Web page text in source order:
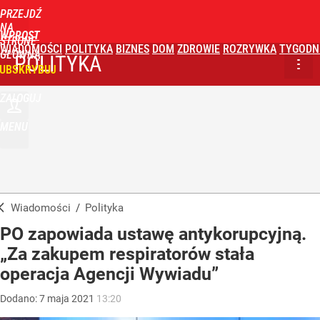
PRZEJDŹ
NA
STRONĘ
GŁÓWNĄ
WPROST
WIADOMOŚCI POLITYKA BIZNES DOM ZDROWIE ROZRYWKA
POLITYKA
Wiadomości / Polityka
PO zapowiada ustawę antykorupcyjną.
„Za zakupem respiratorów stała
operacja Agencji Wywiadu”
Dodano:7 maja 2021 13:20